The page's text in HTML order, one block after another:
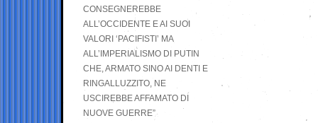
CONSEGNEREBBE
ALL’OCCIDENTE E AI SUOI
VALORI ‘PACIFISTI’ MA
ALL’IMPERIALISMO DI PUTIN
CHE, ARMATO SINO AI DENTI E
RINGALLUZZITO, NE
USCIREBBE AFFAMATO DI
NUOVE GUERRE”